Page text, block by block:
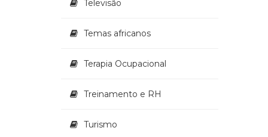
Televisão
Temas africanos
Terapia Ocupacional
Treinamento e RH
Turismo